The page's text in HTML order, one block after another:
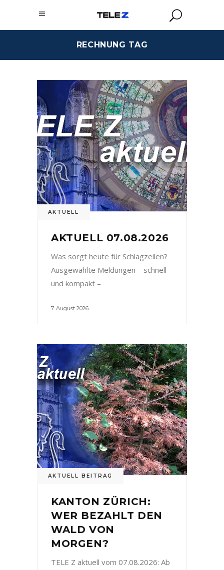
RECHNUNG TAG
AKTUELL
AKTUELL 07.08.2026
Was sorgt heute für Schlagzeilen?
Ausgewählte Meldungen – schnell
und kompakt –
7. August 2026
AKTUELL BEITRAG
KANTON ZÜRICH:
WER BEZAHLT DEN
WALD VON
MORGEN?
TELE Z aktuell vom 07.08.2026: Ab